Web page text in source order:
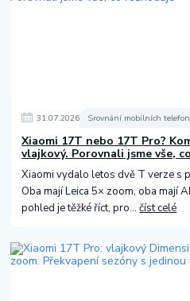
31.07.2026 Srovnání mobilních
Xiaomi 17T nebo 17T Pro?
vlajkový. Porovnali jsme vše,
Xiaomi vydalo letos dvě T verze s
Oba mají Leica 5× zoom, oba mají
pohled je těžké říct, pro...číst celé